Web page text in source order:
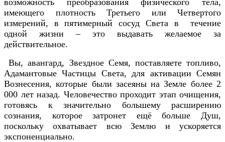
имеющего плотность Третьего или Четвертого
измерений, в пятимерный сосуд Света в течение
одной жизни – это выдавать желаемое за
действительное.
Вы, авангард, Звездное Семя, поставляете топливо,
Адамантовые Частицы Света, для активации Семян
Вознесения, которые были засеяны на Земле более 2
000 лет назад. Человечество проходит этап очищения,
готовясь к значительно большему расширению
сознания, которое затронет ещё больше Душ,
поскольку охватывает всю Землю и ускоряется
экспоненциально.